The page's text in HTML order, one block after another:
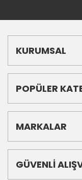
KURUMSAL
POPÜLER
MARKALAR
GÜVENLİ